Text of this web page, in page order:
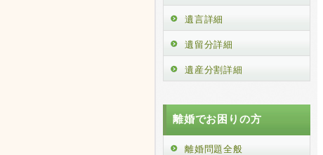
遺言詳細
遺留分詳細
遺産分割詳細
離婚でお困りの方
離婚問題全般